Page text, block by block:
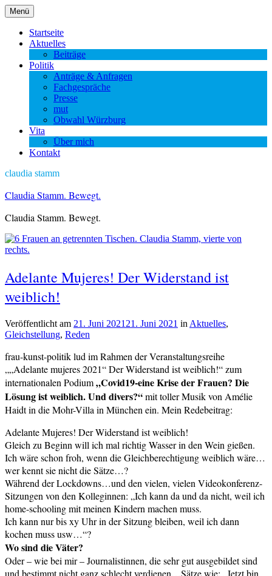
Zum
Inhalt
springen
Menü
Startseite
Aktuelles
Beiträge
Politik
Anträge & Anfragen
Fachgespräche
Presse
mut
Obwahl Würzburg
Vita
Über mich
Kontakt
claudia stamm
Claudia Stamm. Bewegt.
Claudia Stamm. Bewegt.
Adelante Mujeres! Der Widerstand ist
weiblich!
Veröffentlicht am 21. Juni 2021 21. Juni 2021 von
in Aktuelles,
Gleichstellung, Reden
frau-kunst-politik lud im Rahmen der Veranstaltungsreihe
„„Adelante mujeres 2021“ Der Widerstand ist weiblich!“ zum
internationalen Podium„Covid19-eine Krise der Frauen? Die
Lösung ist weiblich. Und divers?“mit toller Musik von Amélie
Haidt in die Mohr-Villa in München ein. Mein Redebeitrag:
Adelante Mujeres! Der Widerstand ist weiblich!
Gleich zu Beginn will ich mal richtig Wasser in den Wein gießen.
Ich wäre schon froh, wenn die Gleichberechtigung weiblich wäre…
wer kennt sie nicht die Sätze…?
Während der Lockdowns…und den vielen, vielen Videokonferenz-
Sitzungen von den Kolleginnen: „Ich kann da und da nicht, weil ich
home-schooling mit meinen Kindern machen muss.
Ich kann nur bis xy Uhr in der Sitzung bleiben, weil ich dann
kochen muss usw…“?
Wo sind die Väter?
Oder – wie bei mir – Journalistinnen, die sehr gut ausgebildet sind
und bestimmt nicht ganz schlecht verdienen…Sätze wie: „Jetzt bin